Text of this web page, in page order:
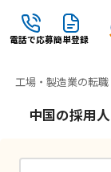
電話で応募簡単登録
工場・製造業の転
中国の採用